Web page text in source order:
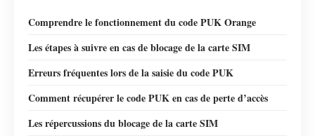
Comprendre le fonctionnement du code PUK Orange
Les étapes à suivre en cas de blocage de la carte SIM
Erreurs fréquentes lors de la saisie du code PUK
Comment récupérer le code PUK en cas de perte d’accès
Les répercussions du blocage de la carte SIM